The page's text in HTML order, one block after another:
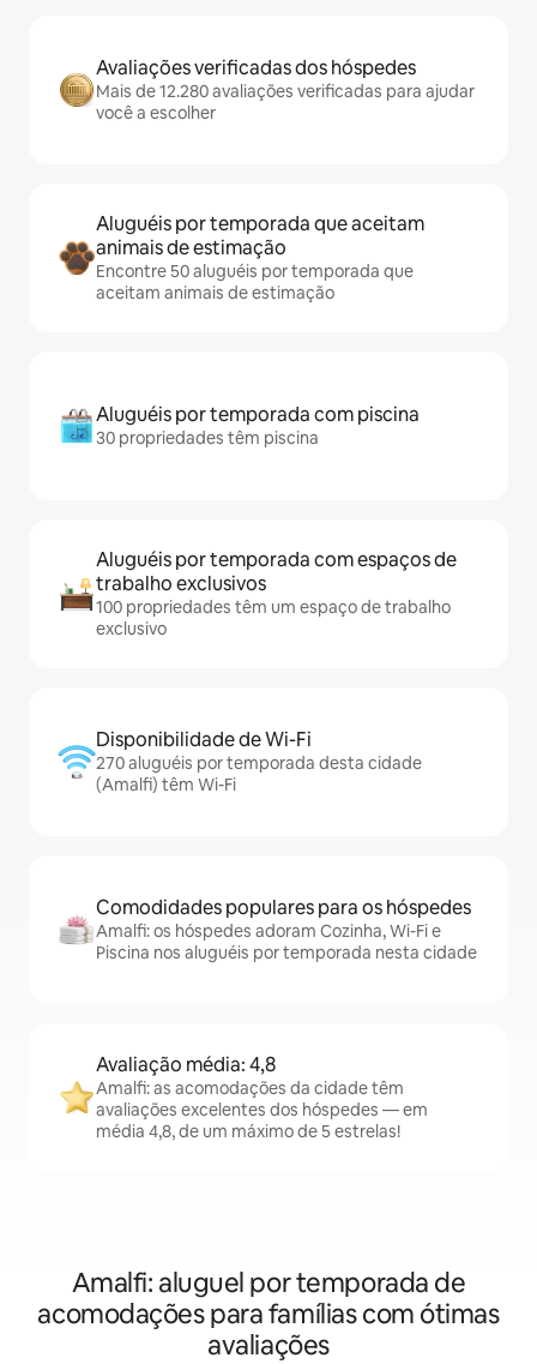
Avaliações verificadas dos hóspedes
Mais de 12.280 avaliações verificadas para ajudar
você a escolher
Aluguéis por temporada que aceitam
animais de estimação
Encontre 50 aluguéis por temporada que
aceitam animais de estimação
Aluguéis por temporada com piscina
30 propriedades têm piscina
Aluguéis por temporada com espaços de
trabalho exclusivos
100 propriedades têm um espaço de trabalho
exclusivo
Disponibilidade de Wi-Fi
270 aluguéis por temporada desta cidade
(Amalfi) têm Wi-Fi
Comodidades populares para os hóspedes
Amalfi: os hóspedes adoram Cozinha, Wi-Fi e
Piscina nos aluguéis por temporada nesta cidade
Avaliação média: 4,8
Amalfi: as acomodações da cidade têm
avaliações excelentes dos hóspedes — em
média 4,8, de um máximo de 5 estrelas!
Amalfi: aluguel por temporada de
acomodações para famílias com ótimas
avaliações